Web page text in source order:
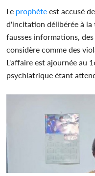
Le prophète est accusé
d'incitation délibérée à
fausses informations,
considère comme des
L'affaire est ajournée au
psychiatrique étant